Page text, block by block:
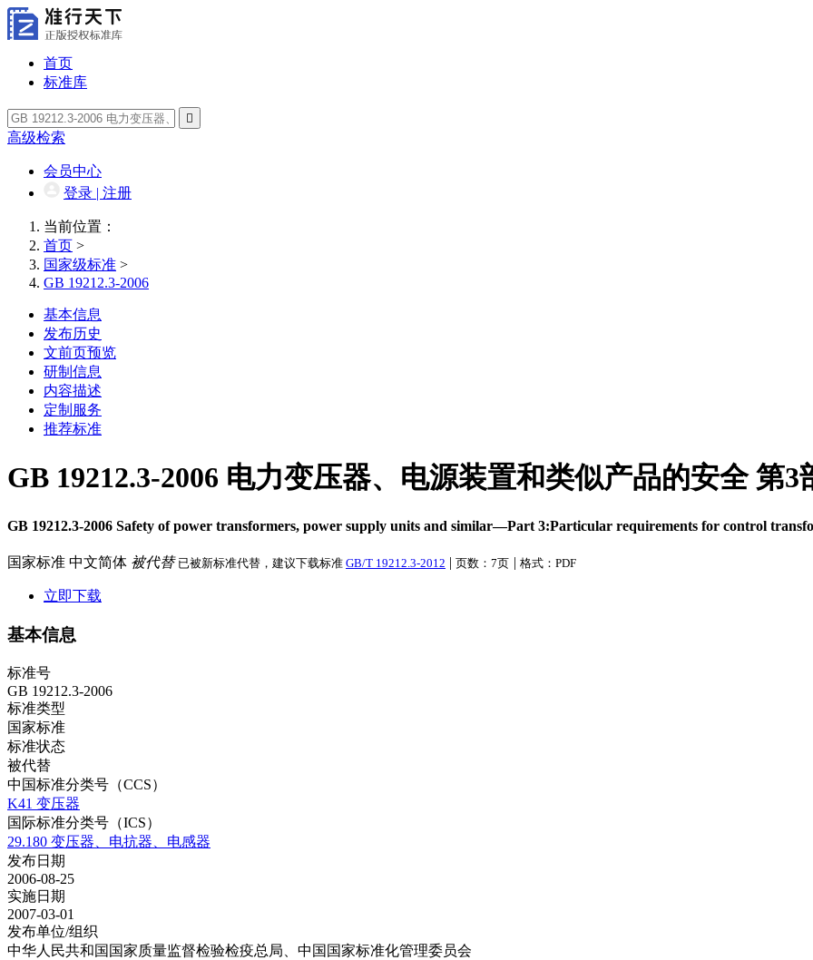
首页
标准库

高级检索
会员中心
登录 | 注册
当前位置：
首页 >
国家级标准 >
GB 19212.3-2006
基本信息
发布历史
文前页预览
研制信息
内容描述
定制服务
推荐标准
GB 19212.3-2006 电力变压器、电源装置和类似产品的安全 第
GB 19212.3-2006 Safety of power transformers, power supply units and similar—Part 3:Particular requirements for control
国家标准 中文简体 被代替 已被新标准代替，建议下载标准 GB/T 19212.3-2012 | 页数：7页 | 格式：PDF
立即下载
基本信息
标准号
GB 19212.3-2006
标准类型
国家标准
标准状态
被代替
中国标准分类号（CCS）
K41 变压器
国际标准分类号（ICS）
29.180 变压器、电抗器、电感器
发布日期
2006-08-25
实施日期
2007-03-01
发布单位/组织
中华人民共和国国家质量监督检验检疫总局、中国国家标准化管理委员会